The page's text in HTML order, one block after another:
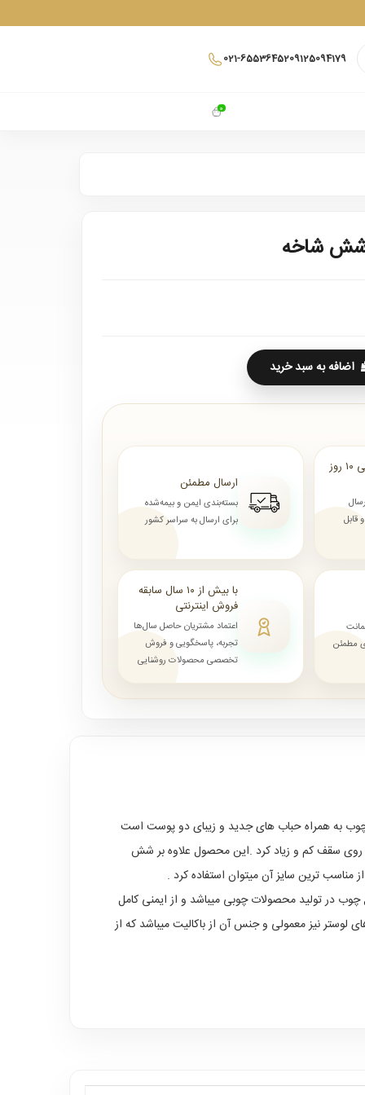
021-6553645209125094179
0
شش شاخه
اضافه به سبد خرید
ارسال از ۷ روز الی ۱۰ روز
ارسال مطمئن
بسته‌بندی ایمن و بیمه‌شده
برای ارسال به سراسر کشور
مطمئن
با بیش از ۱۰ سال سابقه
فروش اینترنتی
اعتماد مشتریان حاصل سال‌ها
تجربه، پاسخگویی و فروش
تخصصی محصولات روشنایی
ای تمام چوب به همراه حباب های جدید و زیبای دو پوست است
روی سقف کم و زیاد کرد .این محصول علاوه بر شش
تولید محصولات چوبی میباشد و از ایمنی کامل
آن میباشد .نوع سرپیچ های لوستر نیز معمولی و جنس آن از باکالیت میباشد که از